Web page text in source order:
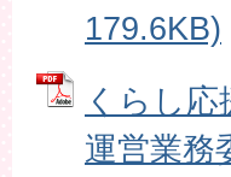
179.6KB)
くらし
運営業務